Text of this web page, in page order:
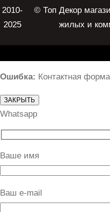
2010-
2025
© Топ Декор
жилых и
Ошибка: Контактная
ЗАКРЫТЬ
Whatsapp
Ваше имя
Ваш e-mail